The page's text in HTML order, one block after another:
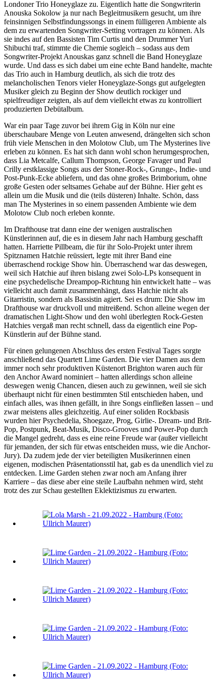
Londoner Trio Honeyglaze zu. Eigentlich hatte die Songwriterin
Anouska Sokolow ja nur nach Begleitmusikern gesucht, um ihre
feinsinnigen Selbstfindungssongs in einem fülligeren Ambiente als
dem zu erwartenden Songwriter-Setting vortragen zu können. Als
sie indes auf den Bassisten Tim Curtis und den Drummer Yuri
Shibuchi traf, stimmte die Chemie sogleich – sodass aus dem
Songwriter-Projekt Anouskas ganz schnell die Band Honeyglaze
wurde. Und dass es sich dabei um eine echte Band handelte, machte
das Trio auch in Hamburg deutlich, als sich die trotz des
melancholischen Tenors vieler Honeyglaze-Songs gut aufgelegten
Musiker gleich zu Beginn der Show deutlich rockiger und
spielfreudiger zeigten, als auf dem vielleicht etwas zu kontrolliert
produzierten Debütalbum.
War ein paar Tage zuvor bei ihrem Gig in Köln nur eine
überschaubare Menge von Leuten anwesend, drängelten sich schon
früh viele Menschen in den Molotow Club, um The Mysterines live
erleben zu können. Es hat sich dann wohl schon herumgesprochen,
dass Lia Metcalfe, Callum Thompson, George Favager und Paul
Crilly erstklassige Songs aus der Stoner-Rock-, Grunge-, Indie- und
Post-Punk-Ecke abliefern, und das ohne großes Brimborium, ohne
große Gesten oder seltsames Gehabe auf der Bühne. Hier geht es
allein um die Musik und die (teils düsteren) Inhalte. Schön, dass
man The Mysterines in so einem passenden Ambiente wie dem
Molotow Club noch erleben konnte.
Im Drafthouse trat dann eine der wenigen australischen
Künstlerinnen auf, die es in diesem Jahr nach Hamburg geschafft
hatten. Harriette Pillbeam, die für ihr Solo-Projekt unter ihrem
Spitznamen Hatchie reüssiert, legte mit ihrer Band eine
überraschend rockige Show hin. Überraschend war das deswegen,
weil sich Hatchie auf ihren bislang zwei Solo-LPs konsequent in
eine psychedelische Dreampop-Richtung hin entwickelt hatte – was
vielleicht auch damit zusammenhängt, dass Hatchie nicht als
Gitarristin, sondern als Bassistin agiert. Sei es drum: Die Show im
Drafthouse war druckvoll und mitreißend. Schon alleine wegen der
dramatischen Light-Show und den wohl überlegten Rock-Gesten
Hatchies vergaß man recht schnell, dass da eigentlich eine Pop-
Künstlerin auf der Bühne stand.
Für einen gelungenen Abschluss des ersten Festival Tages sorgte
anschließend das Quartett Lime Garden. Die vier Damen aus dem
immer noch sehr produktiven Küstenort Brighton waren auch für
den Anchor Award nominiert – hatten allerdings schon alleine
deswegen wenig Chancen, diesen auch zu gewinnen, weil sie sich
überhaupt nicht für einen bestimmten Stil entschieden haben, und
einfach alles, was ihnen gefällt, in ihre Songs einfließen lassen – und
zwar meistens alles gleichzeitig. Auf einer soliden Rockbasis
wurden hier Psychedelia, Shoegaze, Prog, Girlie-. Dream- und Brit-
Pop, Postpunk, Beat-Musik, Disco-Grooves und Power-Pop durch
die Mangel gedreht, dass es eine reine Freude war (außer vielleicht
für jemanden, der sich für etwas entscheiden muss, wie die Anchor-
Jury). Da zudem jede der vier beteiligten Musikerinnen einen
eigenen, modischen Präsentationsstil hat, gab es da unendlich viel zu
entdecken. Lime Garden stehen zwar noch am Anfang ihrer
Karriere – das diese aber eine steile Laufbahn nehmen wird, steht
trotz des zur Schau gestellten Eklektizismus zu erwarten.